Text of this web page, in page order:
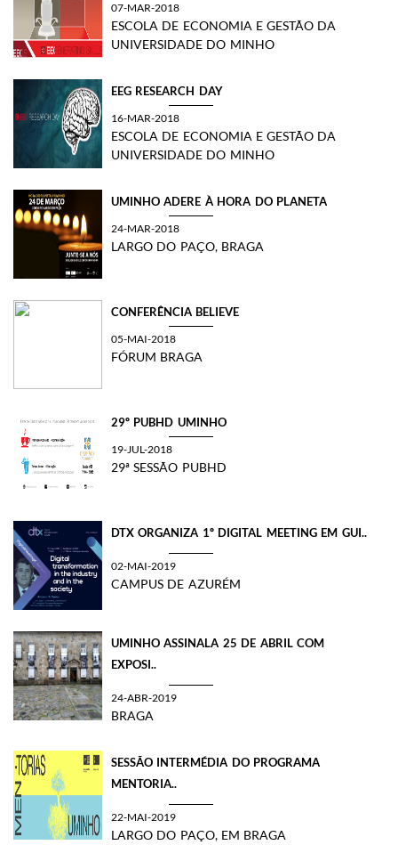
07-MAR-2018
ESCOLA DE ECONOMIA E GESTÃO DA
UNIVERSIDADE DO MINHO
EEG RESEARCH DAY
16-MAR-2018
ESCOLA DE ECONOMIA E GESTÃO DA
UNIVERSIDADE DO MINHO
UMINHO ADERE À HORA DO PLANETA
24-MAR-2018
LARGO DO PAÇO, BRAGA
CONFERÊNCIA BELIEVE
05-MAI-2018
FÓRUM BRAGA
29º PUBHD UMINHO
19-JUL-2018
29ª SESSÃO PUBHD
DTX ORGANIZA 1º DIGITAL MEETING EM GUI..
02-MAI-2019
CAMPUS DE AZURÉM
UMINHO ASSINALA 25 DE ABRIL COM
EXPOSI..
24-ABR-2019
BRAGA
SESSÃO INTERMÉDIA DO PROGRAMA
MENTORIA..
22-MAI-2019
LARGO DO PAÇO, EM BRAGA